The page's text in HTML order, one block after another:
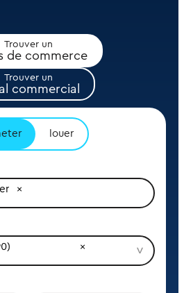
Trouver un
de commerce
Trouver un
commercial
louer